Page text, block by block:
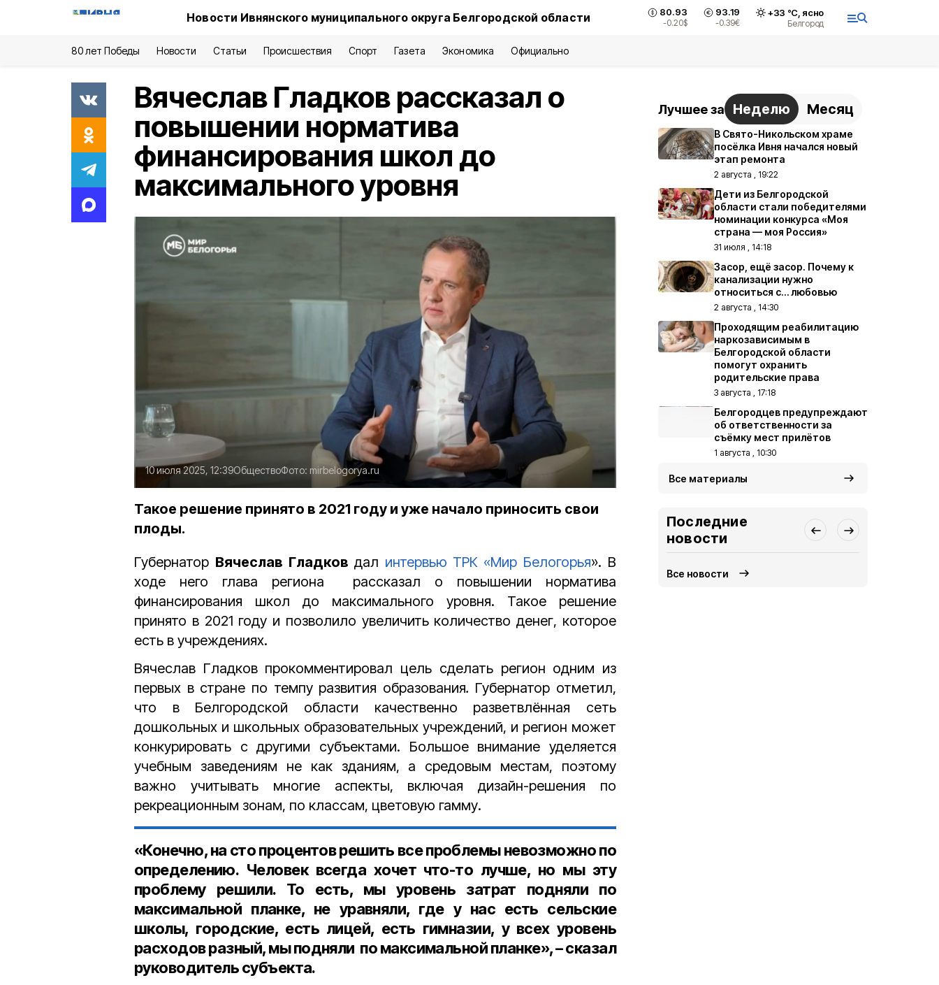
Новости Ивнянского муниципального округа Белгородской области 80.93
-0.20$
93.19
-0.39€
+33 °С, ясно
Белгород
80 лет Победы Новости Статьи Происшествия Спорт Газета Экономика Официально
Вячеслав Гладков рассказал о
повышении норматива
финансирования школ до
максимального уровня
10 июля 2025, 12:39ОбществоФото: mirbelogorya.ru
Такое решение принято в 2021 году и уже начало приносить свои
плоды.
Губернатор Вячеслав Гладков дал интервью ТРК «Мир Белогорья». В
ходе него глава региона рассказал о повышении норматива
финансирования школ до максимального уровня. Такое решение
принято в 2021 году и позволило увеличить количество денег, которое
есть в учреждениях.
Вячеслав Гладков прокомментировал цель сделать регион одним из
первых в стране по темпу развития образования. Губернатор отметил,
что
в Белгородской области качественно разветвлённая сеть
дошкольных и школьных образовательных учреждений, и регион может
конкурировать с другими субъектами. Большое внимание уделяется
учебным заведениям не как зданиям, а средовым местам, поэтому
важно учитывать многие аспекты, включая дизайн-решения по
рекреационным зонам, по классам, цветовую гамму.
«Конечно, на сто процентов решить все проблемы невозможно по
определению. Человек всегда хочет что-то лучше, но мы эту
проблему решили. То есть, мы уровень затрат подняли по
максимальной планке, не уравняли, где у нас есть сельские
школы, городские, есть лицей, есть гимназии, у всех уровень
расходов разный, мы подняли по максимальной планке», – сказал
руководитель субъекта.
Лучшее за Неделю Месяц
В Свято-Никольском храме
посёлка Ивня начался новый
этап ремонта
2 августа , 19:22
Дети из Белгородской
области стали победителями
номинации конкурса «Моя
страна — моя Россия»
31 июля , 14:18
Засор, ещё засор. Почему к
канализации нужно
относиться с… любовью
2 августа , 14:30
Проходящим реабилитацию
наркозависимым в
Белгородской области
помогут охранить
родительские права
3 августа , 17:18
Белгородцев предупреждают
об ответственности за
съёмку мест прилётов
1 августа , 10:30
Все материалы
Последние
новости
Все новости